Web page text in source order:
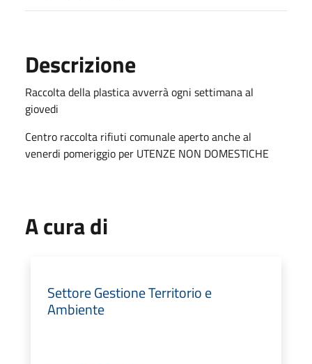
Descrizione
Raccolta della plastica avverrà ogni settimana al
giovedi
Centro raccolta rifiuti comunale aperto anche al
venerdi pomeriggio per UTENZE NON DOMESTICHE
A cura di
Settore Gestione Territorio e
Ambiente